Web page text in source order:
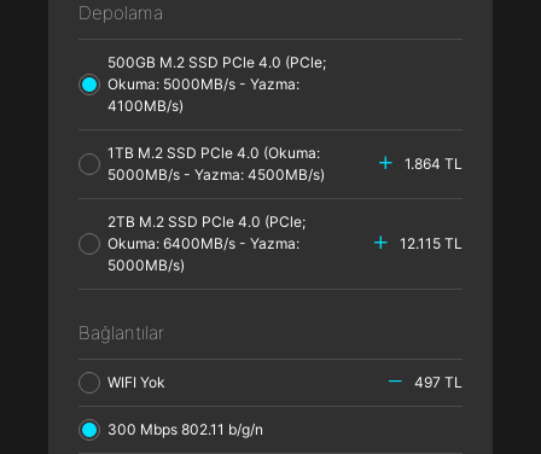
Depolama
500GB M.2 SSD PCle 4.0 (PCle;
Okuma: 5000MB/s - Yazma:
4100MB/s)
1TB M.2 SSD PCle 4.0 (Okuma:
5000MB/s - Yazma: 4500MB/s)
1.864 TL
2TB M.2 SSD PCle 4.0 (PCle;
Okuma: 6400MB/s - Yazma:
5000MB/s)
12.115 TL
Bağlantılar
WIFI Yok 497 TL
300 Mbps 802.11 b/g/n